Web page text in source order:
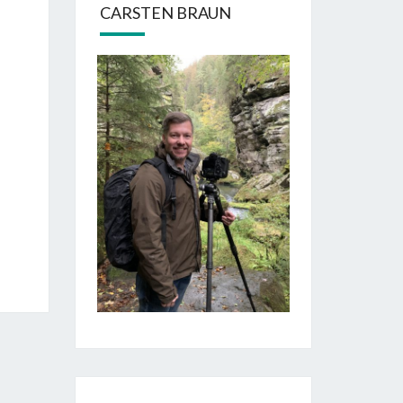
CARSTEN BRAUN